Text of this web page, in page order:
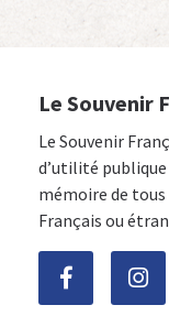
Le Souvenir
Le Souvenir
d’utilité
mémoire de
Français ou